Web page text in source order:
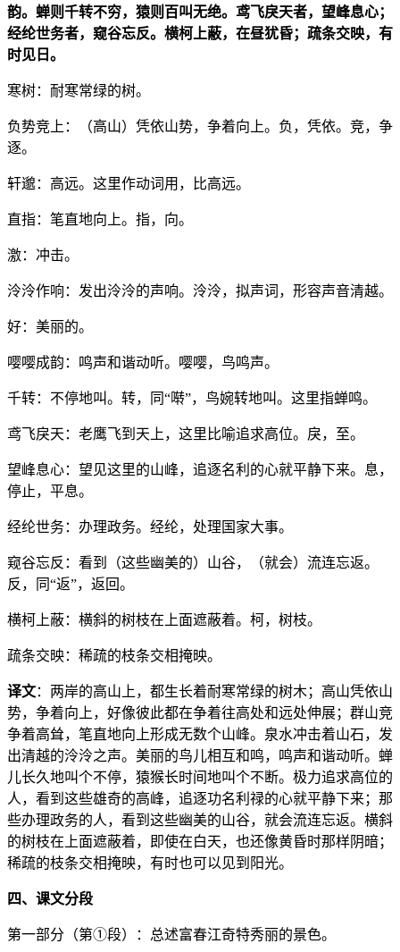
韵。蝉则千转不穷，猿则百叫无绝。鸢飞戾天者，望峰息心；
经纶世务者，窥谷忘反。横柯上蔽，在昼犹昏；疏条交映，有
时见日。
寒树：耐寒常绿的树。
负势竞上：（高山）凭依山势，争着向上。负，凭依。竞，争
逐。
轩邈：高远。这里作动词用，比高远。
直指：笔直地向上。指，向。
激：冲击。
泠泠作响：发出泠泠的声响。泠泠，拟声词，形容声音清越。
好：美丽的。
嘤嘤成韵：鸣声和谐动听。嘤嘤，鸟鸣声。
千转：不停地叫。转，同“啭”，鸟婉转地叫。这里指蝉鸣。
鸢飞戾天：老鹰飞到天上，这里比喻追求高位。戾，至。
望峰息心：望见这里的山峰，追逐名利的心就平静下来。息，
停止，平息。
经纶世务：办理政务。经纶，处理国家大事。
窥谷忘反：看到（这些幽美的）山谷，（就会）流连忘返。
反，同“返”，返回。
横柯上蔽：横斜的树枝在上面遮蔽着。柯，树枝。
疏条交映：稀疏的枝条交相掩映。
译文：两岸的高山上，都生长着耐寒常绿的树木；高山凭依山
势，争着向上，好像彼此都在争着往高处和远处伸展；群山竞
争着高耸，笔直地向上形成无数个山峰。泉水冲击着山石，发
出清越的泠泠之声。美丽的鸟儿相互和鸣，鸣声和谐动听。蝉
儿长久地叫个不停，猿猴长时间地叫个不断。极力追求高位的
人，看到这些雄奇的高峰，追逐功名利禄的心就平静下来；那
些办理政务的人，看到这些幽美的山谷，就会流连忘返。横斜
的树枝在上面遮蔽着，即使在白天，也还像黄昏时那样阴暗；
稀疏的枝条交相掩映，有时也可以见到阳光。
四、课文分段
第一部分（第①段）：总述富春江奇特秀丽的景色。